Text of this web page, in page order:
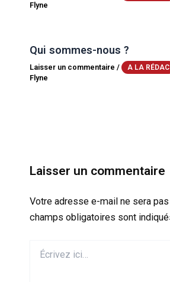
Flyne
Qui sommes-nous ?
Laisser un commentaire / A LA RÉDAC
Flyne
Laisser un commentaire
Votre adresse e-mail ne sera
champs obligatoires sont
ici…